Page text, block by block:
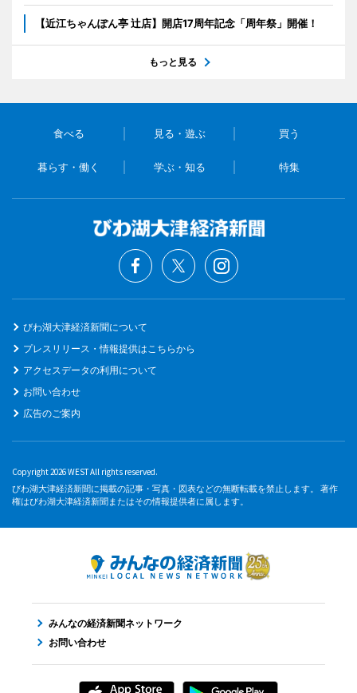
【近江ちゃんぽん亭 辻店】開店17周年記念「周年祭」開催！
もっと見る
食べる 見る・遊ぶ 買う
暮らす・働く 学ぶ・知る 特集
びわ湖大津経済新聞について
プレスリリース・情報提供はこちらから
アクセスデータの利用について
お問い合わせ
広告のご案内
Copyright 2026 WEST All rights reserved.
びわ湖大津経済新聞に掲載の記事・写真・図表などの無断転載を禁止します。 著作
権はびわ湖大津経済新聞またはその情報提供者に属します。
みんなの経済新聞ネットワーク
お問い合わせ